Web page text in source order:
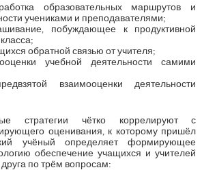
образовательных маршрутов и
учениками и преподавателями;
побуждающее к продуктивной
обратной связью от учителя;
учебной деятельности самими
взаимооценки деятельности
стратегии чётко коррелируют с
оценивания, к которому пришёл
учёный определяет формирующее
обеспечение учащихся и учителей
по трём вопросам: